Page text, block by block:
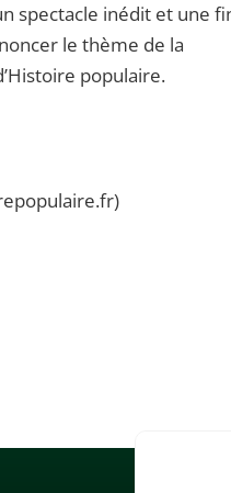
spectacle inédit et une
le thème de la
populaire.